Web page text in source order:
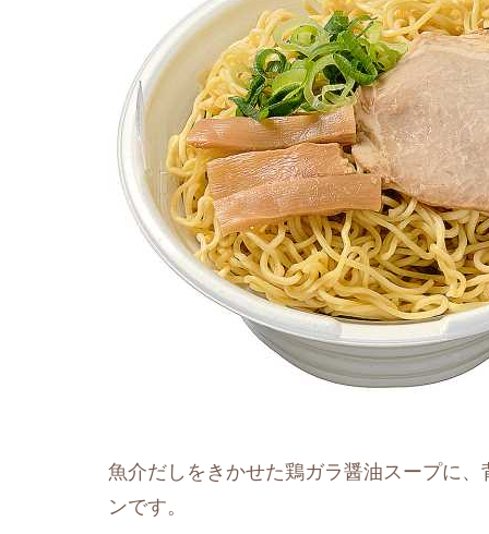
魚介だしをきかせた鶏ガラ醤油スープに
ンです。